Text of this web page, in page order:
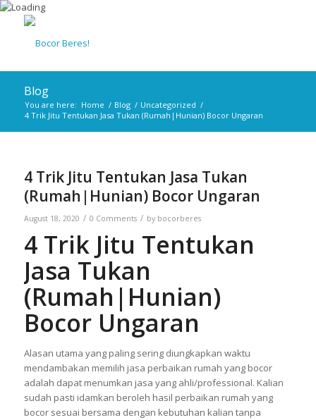
Blog
You are here: Home / Blog / Uncategorized /
4 Trik Jitu Tentukan Jasa Tukan (Rumah|Hunian) Bocor Ungaran
4 Trik Jitu Tentukan Jasa Tukan
(Rumah|Hunian) Bocor Ungaran
August 18, 2020 / 0 Comments / by bocorberes
4 Trik Jitu Tentukan
Jasa Tukan
(Rumah|Hunian)
Bocor Ungaran
Alasan utama yang paling sering diungkapkan waktu
mendambakan memilih jasa perbaikan rumah yang bocor
adalah dapat menumkan jasa yang ahli/professional. Kalian
sudah pasti idamkan beroleh hasil perbaikan rumah yang
bocor sesuai bersama dengan kebutuhan kalian tanpa